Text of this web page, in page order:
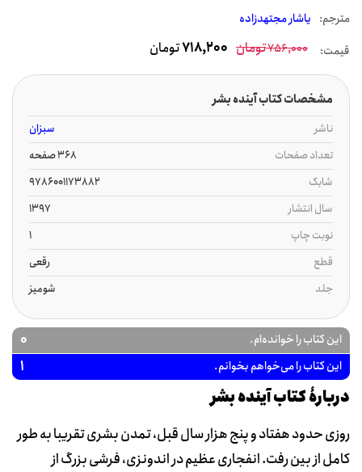
مترجم: یاشار مجتهدزاده
قیمت: 756,000تومان 718,200تومان
مشخصات کتاب آینده بشر
ناشر
سبزان
تعداد صفحات
368 صفحه
شابک
9786001173882
سال انتشار
1397
نوبت چاپ
1
قطع
رقعی
جلد
شومیز
این کتاب را خوانده‌ام. 0
این کتاب را می‌خواهم بخوانم. 1
دربارۀ کتاب آینده بشر
روزی حدود هفتاد و پنج هزار سال قبل، تمدن بشری تقریبا به طور
کامل از بین رفت. انفجاری عظیم در اندونزی، فرشی بزرگ از